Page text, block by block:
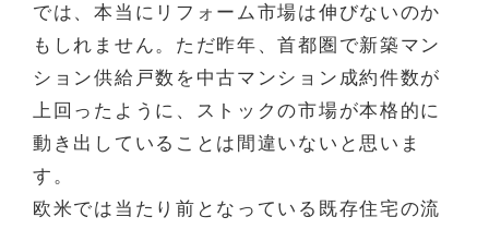
では、本当にリフォーム市場は伸びないのか
もしれません。ただ昨年、首都圏で新築マン
ション供給戸数を中古マンション成約件数が
上回ったように、ストックの市場が本格的に
動き出していることは間違いないと思いま
す。
欧米では当たり前となっている既存住宅の流